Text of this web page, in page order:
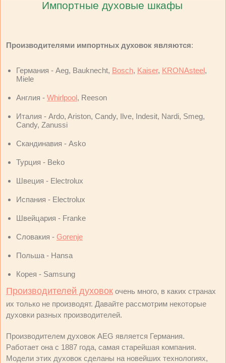
Импортные духовые шкафы
Производителями импортных духовок являются:
Германия - Aeg, Bauknecht, Bosch, Kaiser, KRONAsteel,
Miele
Англия - Whirlpool, Reeson
Италия - Ardo, Ariston, Candy, Ilve, Indesit, Nardi, Smeg,
Candy, Zanussi
Скандинавия - Asko
Турция - Beko
Швеция - Electrolux
Испания - Electrolux
Швейцария - Franke
Словакия - Gorenje
Польша - Hansa
Корея - Samsung
Производителей духовок очень много, в каких странах
их только не производят. Давайте рассмотрим некоторые
духовки разных производителей.
Производителем духовок AEG является Германия.
Работает она с 1887 года, самая старейшая компания.
Модели этих духовок сделаны на новейших технологиях,